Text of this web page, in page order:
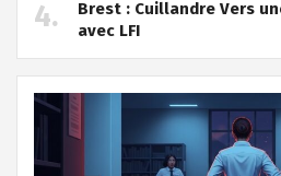
Brest : Cuillandre Vers
avec LFI